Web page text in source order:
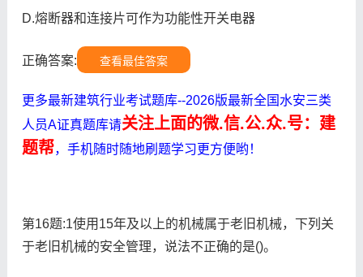
D.熔断器和连接片可作为功能性开关电器
正确答案: 查看最佳答案
更多最新建筑行业考试题库--2026版最新全国水安三类
人员A证真题库请关注上面的微.信.公.众.号：建
题帮，手机随时随地刷题学习更方便哟！
第16题:1使用15年及以上的机械属于老旧机械，下列关
于老旧机械的安全管理，说法不正确的是()。